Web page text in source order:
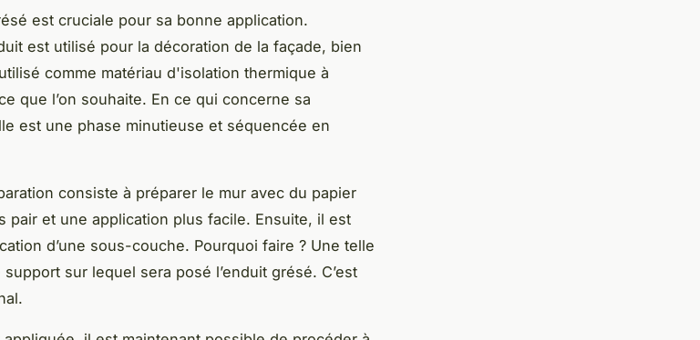
est cruciale pour sa bonne application.
est utilisé pour la décoration de la façade, bien
comme matériau d'isolation thermique à
que l’on souhaite. En ce qui concerne sa
est une phase minutieuse et séquencée en
consiste à préparer le mur avec du papier
pair et une application plus facile. Ensuite, il est
d’une sous-couche. Pourquoi faire ? Une telle
sur lequel sera posé l’enduit grésé. C’est